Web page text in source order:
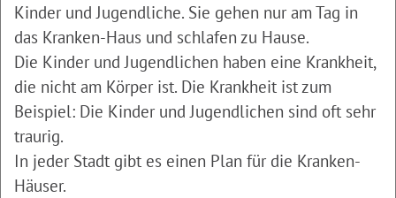
Kinder und Jugendliche. Sie gehen nur am Tag in
das Kranken-Haus und schlafen zu Hause.
Die Kinder und Jugendlichen haben eine Krankheit,
die nicht am Körper ist. Die Krankheit ist zum
Beispiel: Die Kinder und Jugendlichen sind oft sehr
traurig.
In jeder Stadt gibt es einen Plan für die Kranken-
Häuser.